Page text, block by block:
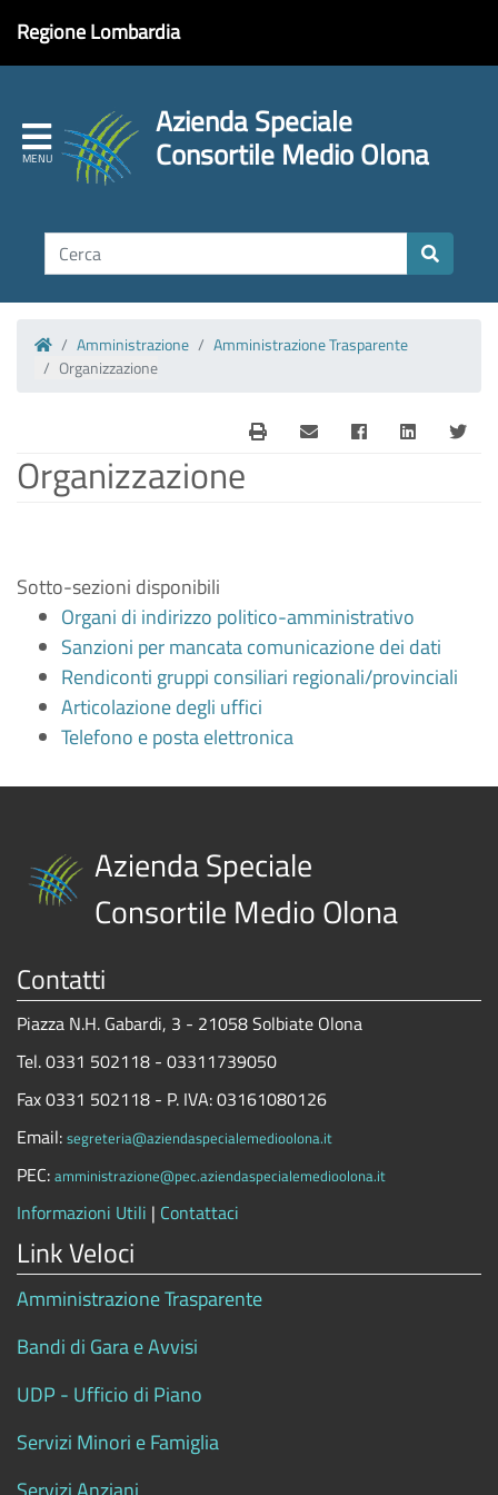
Regione Lombardia
Azienda Speciale
Consortile Medio Olona
Homepage
Amministrazione
Amministrazione Trasparente
Organizzazione
Organizzazione
Sotto-sezioni disponibili
Organi di indirizzo politico-amministrativo
Sanzioni per mancata comunicazione dei dati
Rendiconti gruppi consiliari regionali/provinciali
Articolazione degli uffici
Telefono e posta elettronica
Azienda Speciale
Consortile Medio Olona
Contatti
Piazza N.H. Gabardi, 3 - 21058 Solbiate Olona
Tel. 0331 502118 - 03311739050
Fax 0331 502118 - P. IVA: 03161080126
Email: segreteria@aziendaspecialemedioolona.it
PEC: amministrazione@pec.aziendaspecialemedioolona.it
Informazioni Utili | Contattaci
Link Veloci
Amministrazione Trasparente
Bandi di Gara e Avvisi
UDP - Ufficio di Piano
Servizi Minori e Famiglia